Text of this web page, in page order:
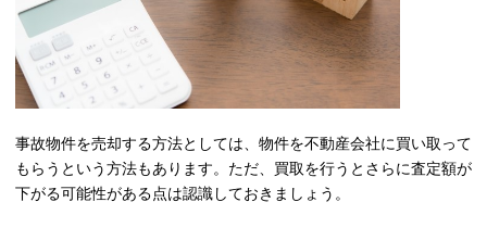
事故物件を売却する方法としては、物件を不動産会社に買い取って
もらうという方法もあります。ただ、買取を行うとさらに査定額が
下がる可能性がある点は認識しておきましょう。